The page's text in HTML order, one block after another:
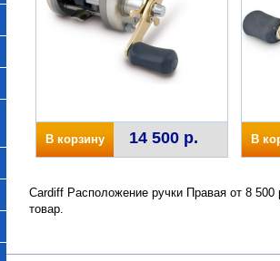
В корзину 14 500 р. В
Cardiff Расположение ручки Правая от 8
товар.